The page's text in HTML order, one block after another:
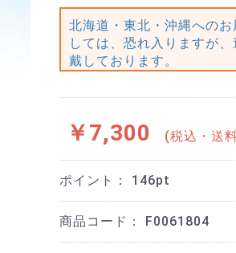
北海道・東北・沖縄へのお
しては、恐れ入りますが
戴しております。
￥7,300 (税込・送
ポイント： 146pt
商品コード： F0061804